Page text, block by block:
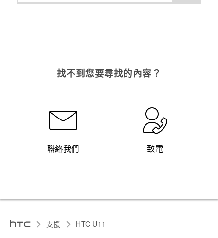
找不到您要尋找的內容？
聯絡我們 致電
支援 HTC U11‎